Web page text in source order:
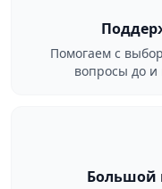
Помогаем с
вопросы до и
Большой